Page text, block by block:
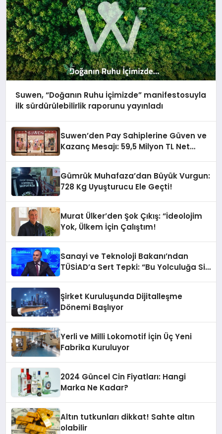
Suwen, “Doğanın Ruhu İçimizde” manifestosuyla
ilk sürdürülebilirlik raporunu yayınladı
Suwen’den Pay Sahiplerine Güven ve
Kazanç Mesajı: 59,5 Milyon TL Net
Gümrük Muhafaza’dan Büyük Vurgun:
728 Kg Uyuşturucu Ele Geçti!
Murat Ülker’den Şok Çıkış: “İdeolojim
Yok, Ülkem İçin Çalıştım!
Sanayi ve Teknoloji Bakanı’ndan
TÜSİAD’a Sert Tepki: “Bu Yolculuğa Siz
Şirket Kuruluşunda Dijitalleşme
Dönemi Başlıyor
Yerli ve Milli Lokomotif İçin Üç Yeni
Fabrika Kuruluyor
2024 Güncel Cin Fiyatları: Hangi
Marka Ne Kadar?
Altın tutkunları dikkat! Sahte altın
olabilir